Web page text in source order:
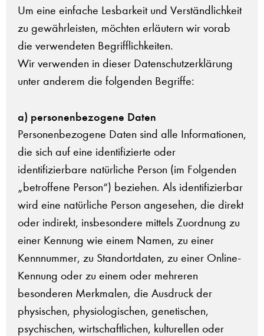
Um eine einfache Lesbarkeit und Verständlichkeit
zu gewährleisten, möchten erläutern wir vorab
die verwendeten Begrifflichkeiten.
Wir verwenden in dieser Datenschutzerklärung
unter anderem die folgenden Begriffe:
a) personenbezogene Daten
Personenbezogene Daten sind alle Informationen,
die sich auf eine identifizierte oder
identifizierbare natürliche Person (im Folgenden
„betroffene Person“) beziehen. Als identifizierbar
wird eine natürliche Person angesehen, die direkt
oder indirekt, insbesondere mittels Zuordnung zu
einer Kennung wie einem Namen, zu einer
Kennnummer, zu Standortdaten, zu einer Online-
Kennung oder zu einem oder mehreren
besonderen Merkmalen, die Ausdruck der
physischen, physiologischen, genetischen,
psychischen, wirtschaftlichen, kulturellen oder